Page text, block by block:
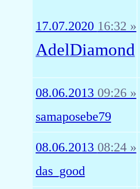
17.07.2020 16:32 »
AdelDiamond
08.06.2013 09:26 »
samaposebe79
08.06.2013 08:24 »
das_good